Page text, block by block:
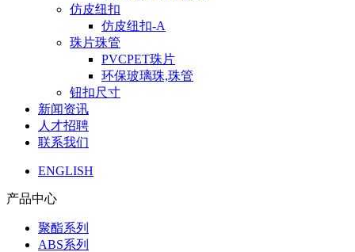
仿皮纽扣
仿皮纽扣-A
珠片珠管
PVCPET珠片
环保玻璃珠,珠管
钮扣尺寸
新闻资讯
人才招聘
联系我们
ENGLISH
产品中心
聚酯系列
ABS系列